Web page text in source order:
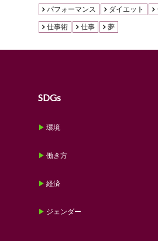
パフォーマンス ダイエット
仕事術 仕事 夢
SDGs
環境
働き方
経済
ジェンダー